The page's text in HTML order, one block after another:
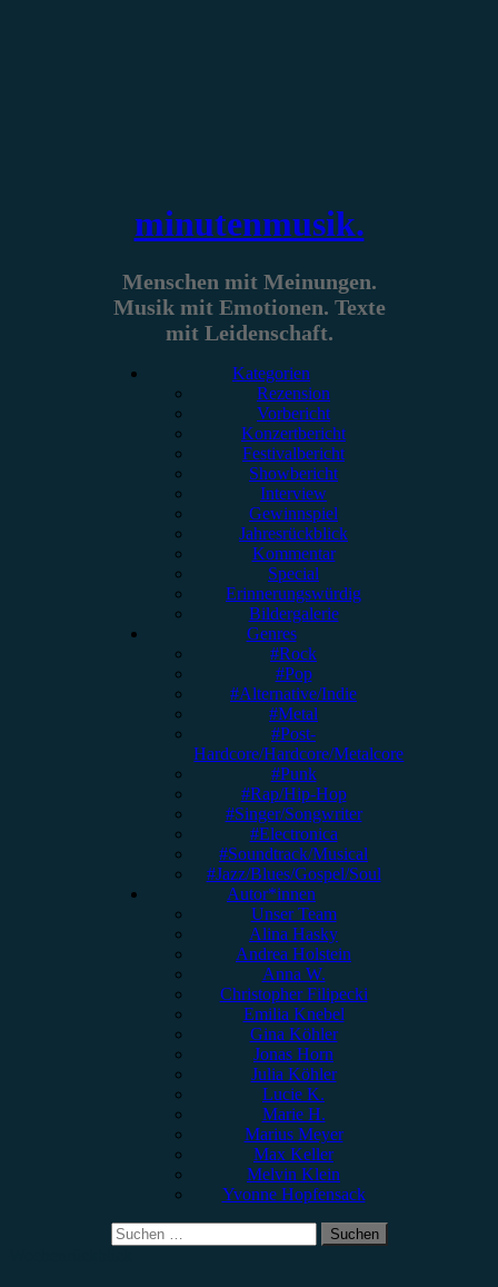
minutenmusik.
Menschen mit Meinungen.
Musik mit Emotionen. Texte
mit Leidenschaft.
Kategorien
Rezension
Vorbericht
Konzertbericht
Festivalbericht
Showbericht
Interview
Gewinnspiel
Jahresrückblick
Kommentar
Special
Erinnerungswürdig
Bildergalerie
Genres
#Rock
#Pop
#Alternative/Indie
#Metal
#Post-
Hardcore/Hardcore/Metalcore
#Punk
#Rap/Hip-Hop
#Singer/Songwriter
#Electronica
#Soundtrack/Musical
#Jazz/Blues/Gospel/Soul
Autor*innen
Unser Team
Alina Hasky
Andrea Holstein
Anna W.
Christopher Filipecki
Emilia Knebel
Gina Köhler
Jonas Horn
Julia Köhler
Lucie K.
Marie H.
Marius Meyer
Max Keller
Melvin Klein
Yvonne Hopfensack
Suchen
nach: